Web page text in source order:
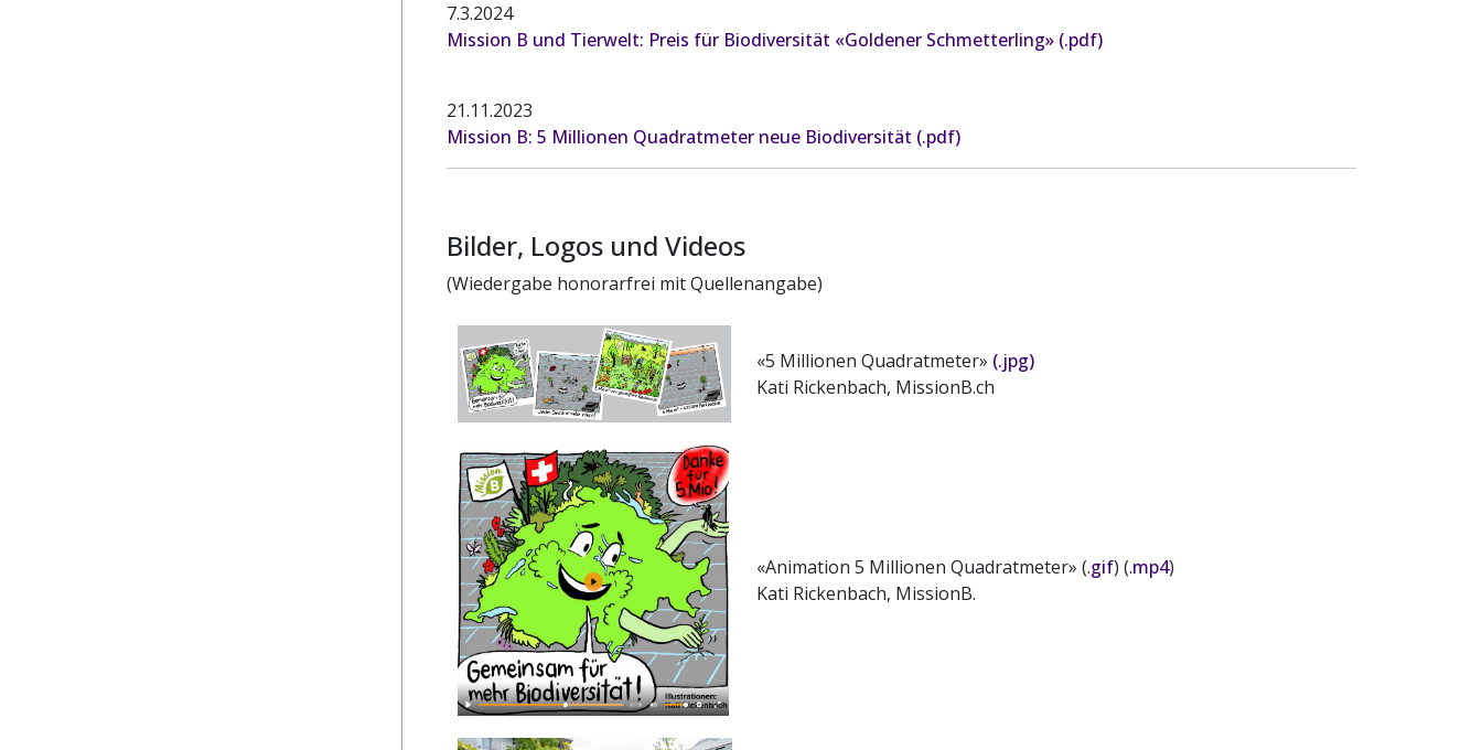
7.3.2024
Mission B und Tierwelt: Preis für Biodiversität «Goldener Schmetterling» (.pdf)
21.11.2023
Mission B: 5 Millionen Quadratmeter neue Biodiversität (.pdf)
Bilder, Logos und Videos
(Wiedergabe honorarfrei mit Quellenangabe)
«5 Millionen Quadratmeter» (.jpg)
Kati Rickenbach, MissionB.ch
«Animation 5 Millionen Quadratmeter» (.gif) (.mp4)
Kati Rickenbach, MissionB.